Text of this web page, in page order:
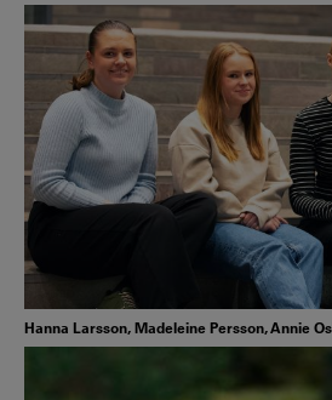
Hanna Larsson, Madeleine Persson, Annie